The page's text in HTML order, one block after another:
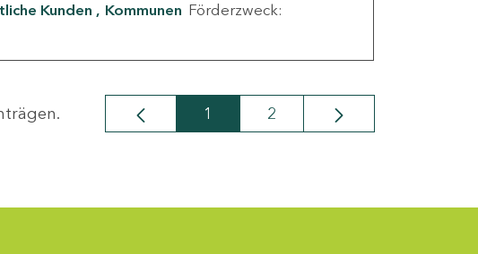
Kunden Kommunen Förderzweck:
Seite
1 Seite
2